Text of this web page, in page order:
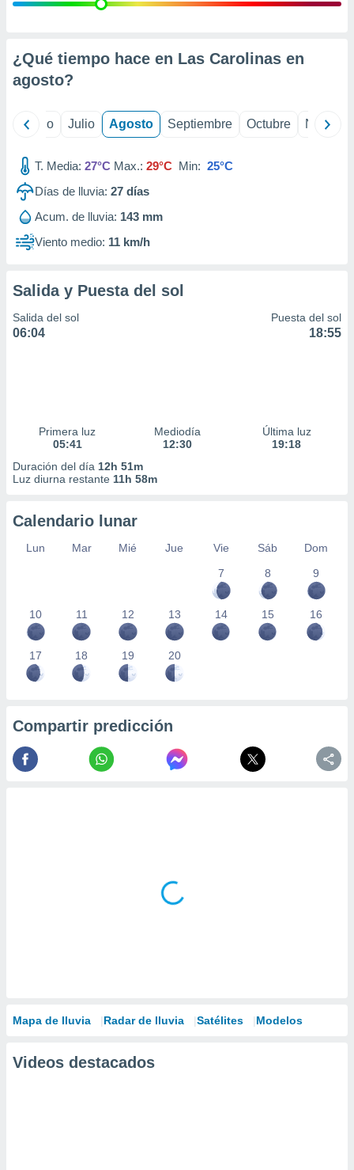
e
mediante
publicidad
de
1199
¿Qué tiempo hace en Las Carolinas en
agosto?
Junio Julio Agosto Septiembre Octubre
T. Media: 27°C Max.: 29°C Min: 25°C
Días de lluvia: 27 días
Acum. de lluvia: 143 mm
Viento medio: 11 km/h
Salida y Puesta del sol
Salida del sol
06:04
Puesta del sol
18:55
Primera luz
05:41
Mediodía
12:30
Última luz
19:18
Duración del día 12h 51m
Luz diurna restante 11h 58m
Calendario lunar
Lun Mar Mié Jue Vie Sáb
Dom
7
8 9
10 11 12 13 14 15 16
17 18 19 20
Compartir predicción
Mapa de lluvia Radar de lluvia Satélites Modelos
Videos destacados